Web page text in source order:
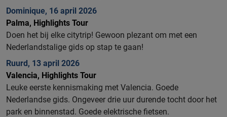
Dominique, 16 april 2026
Palma, Highlights Tour
Doen het bij elke citytrip! Gewoon plezant om met een
Nederlandstalige gids op stap te gaan!
Ruurd, 13 april 2026
Valencia, Highlights Tour
Leuke eerste kennismaking met Valencia. Goede
Nederlandse gids. Ongeveer drie uur durende tocht door het
park en binnenstad. Goede elektrische fietsen.